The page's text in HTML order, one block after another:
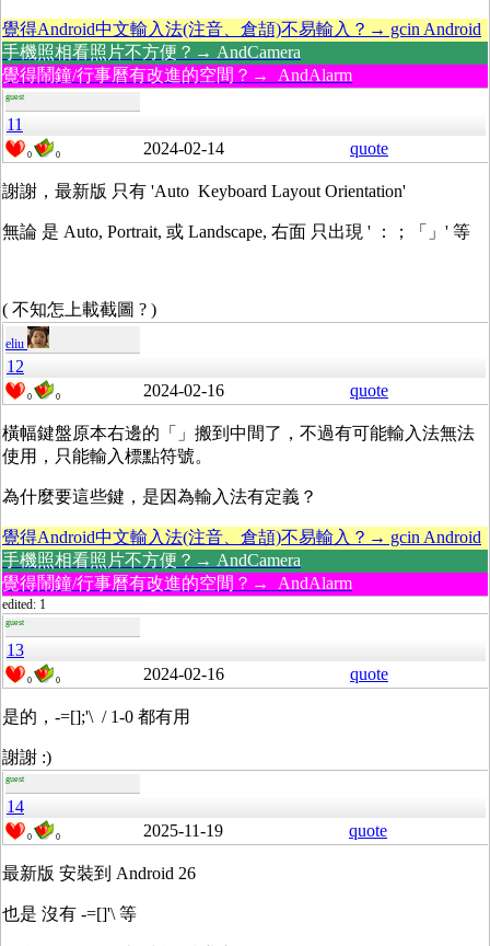
覺得Android中文輸入法(注音、倉頡)不易輸入？→ gcin Android
手機照相看照片不方便？→ AndCamera
覺得鬧鐘/行事曆有改進的空間？→ AndAlarm
guest
11
0 0 2024-02-14 quote
謝謝，最新版 只有 'Auto Keyboard Layout Orientation'
無論 是 Auto, Portrait, 或 Landscape, 右面 只出現 ' ：；「」' 等
( 不知怎上載截圖 ? )
eliu
12
0 0 2024-02-16 quote
橫幅鍵盤原本右邊的「」搬到中間了，不過有可能輸入法無法
使用，只能輸入標點符號。
為什麼要這些鍵，是因為輸入法有定義？
覺得Android中文輸入法(注音、倉頡)不易輸入？→ gcin Android
手機照相看照片不方便？→ AndCamera
覺得鬧鐘/行事曆有改進的空間？→ AndAlarm
edited: 1
guest
13
0 0 2024-02-16 quote
是的，-=[];'\ / 1-0 都有用
謝謝 :)
guest
14
0 0 2025-11-19 quote
最新版 安裝到 Android 26
也是 沒有 -=[]'\ 等